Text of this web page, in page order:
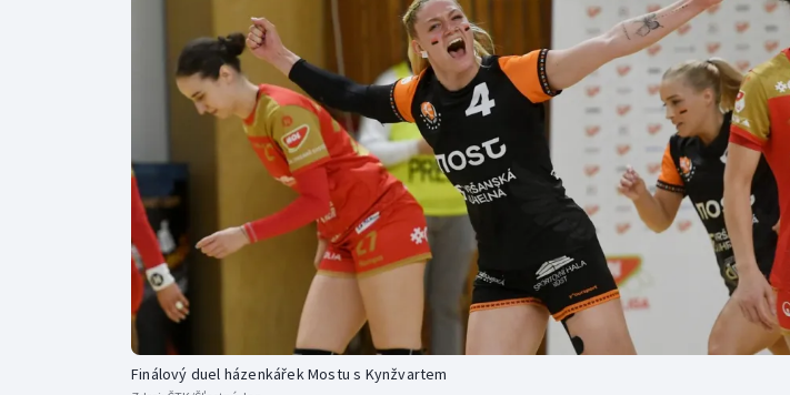
Curling
Dostihy
Florbal
Futsal
Golf
Gymnastika
Moderní pětiboj
Motorsport
Olympijské hry
Parasport
Plavání
Plážový volejbal
Finálový duel házenkářek Mostu s Kynžvartem